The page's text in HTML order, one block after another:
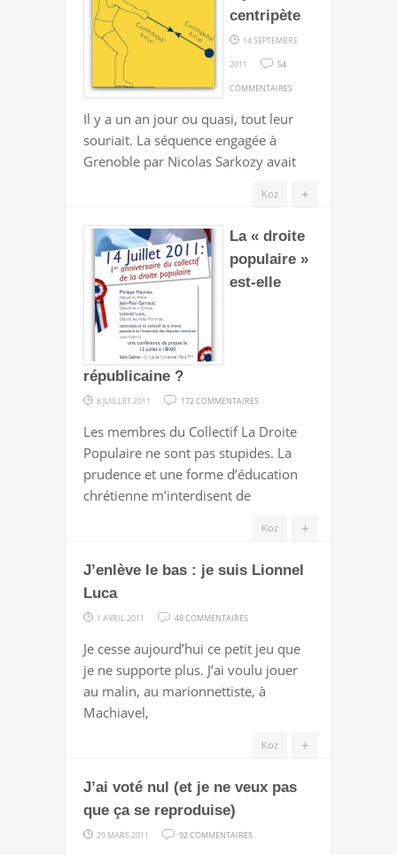
centripète
14 SEPTEMBRE
2011 54
COMMENTAIRES
FIER,
Il y a un an jour ou quasi, tout leur
souriait. La séquence engagée à
Grenoble par Nicolas Sarkozy avait
+
Koz
La « droite
populaire »
est-elle
républicaine ?
8 JUILLET 2011 172 COMMENTAIRES
« DROITE
POPULAIRE »
EST-
RÉPUBLICAINE
Les membres du Collectif La Droite
Populaire ne sont pas stupides. La
prudence et une forme d’éducation
chrétienne m’interdisent de
+
Koz
J’enlève le bas : je suis Lionnel
Luca
1 AVRIL 2011 48 COMMENTAIRES
LE
BAS
:
SUIS
LUCA
Je cesse aujourd’hui ce petit jeu que
je ne supporte plus. J’ai voulu jouer
au malin, au marionnettiste, à
Machiavel,
+
Koz
J’ai voté nul (et je ne veux pas
que ça se reproduise)
29 MARS 2011 92 COMMENTAIRES